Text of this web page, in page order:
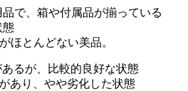
で、箱や付属品が揃っている
態
ほとんどない美品。
るが、比較的良好な状態
あり、やや劣化した状態